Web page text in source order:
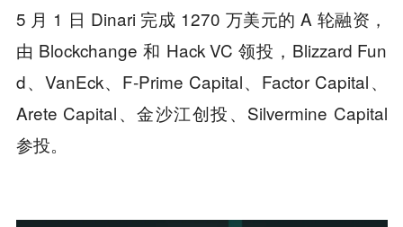
5 月 1 日 Dinari 完成 1270 万美元的 A 轮融资，
由 Blockchange 和 Hack VC 领投，Blizzard Fun
d、VanEck、F-Prime Capital、Factor Capital、
Arete Capital、金沙江创投、Silvermine Capital
参投。